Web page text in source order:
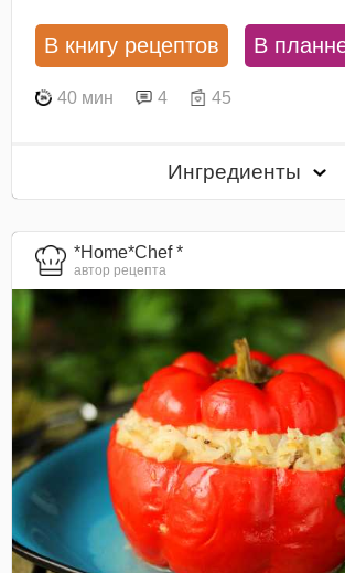
В книгу рецептов В
40 мин 4 45
Ингредиенты
*Home*Chef *
автор рецепта